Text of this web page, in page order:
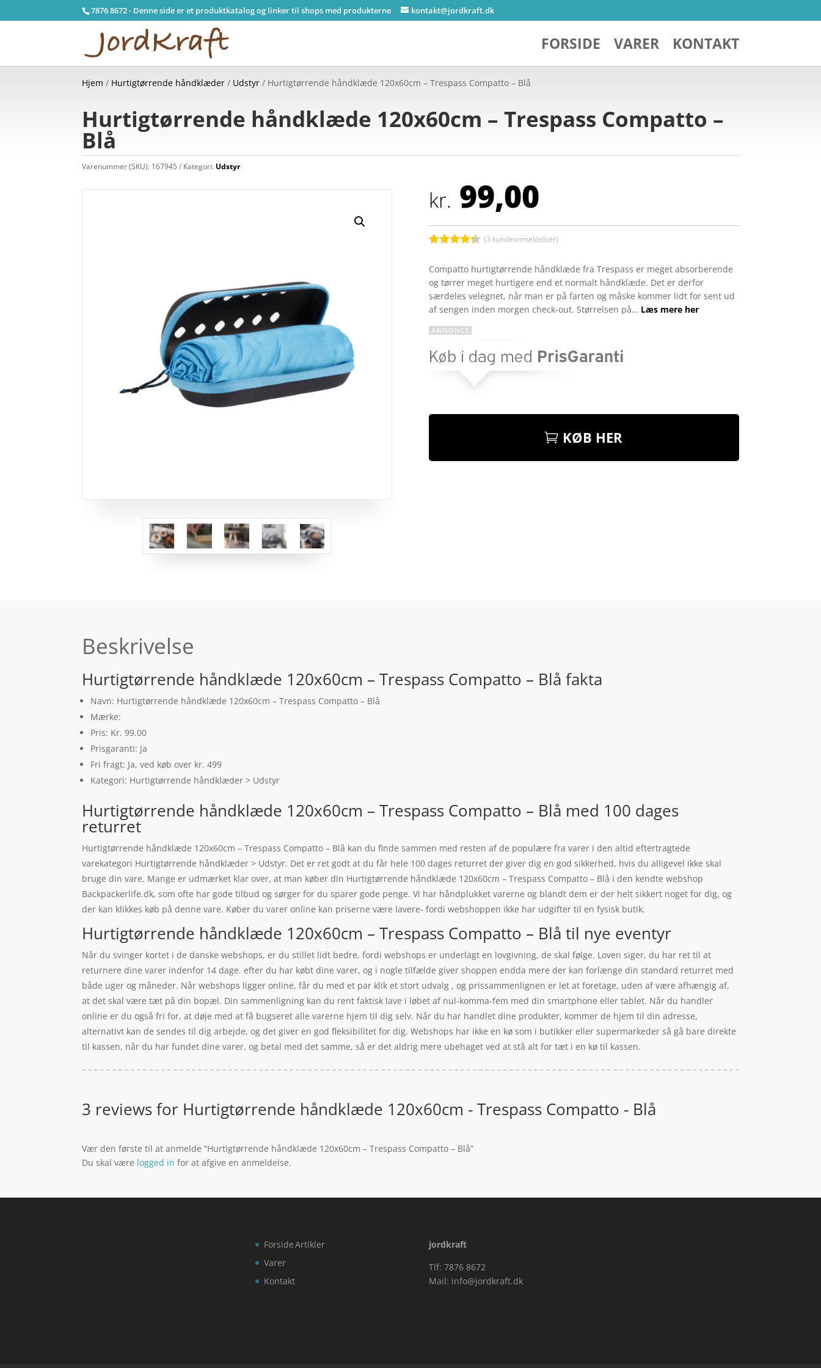
7876 8672 - Denne side er et produktkatalog og linker til shops med produkterne kontakt@jordkraft.dk
FORSIDE VARER KONTAKT
Hjem / Hurtigtørrende håndklæder / Udstyr / Hurtigtørrende håndklæde 120x60cm – Trespass Compatto – Blå
Hurtigtørrende håndklæde 120x60cm – Trespass Compatto –
Blå
Varenummer (SKU): 167945 Kategori: Udstyr
kr. 99,00
ud af 5
baseret
kundebedø
mmelser
(3 kundeanmeldelser)
Compatto hurtigtørrende håndklæde fra Trespass er meget absorberende
og tørrer meget hurtigere end et normalt håndklæde. Det er derfor
særdeles velegnet, når man er på farten og måske kommer lidt for sent ud
af sengen inden morgen check-out. Størrelsen på… Læs mere her
KØB HER
Beskrivelse
Hurtigtørrende håndklæde 120x60cm – Trespass Compatto – Blå fakta
Navn: Hurtigtørrende håndklæde 120x60cm – Trespass Compatto – Blå
Mærke:
Pris: Kr. 99.00
Prisgaranti: Ja
Fri fragt: Ja, ved køb over kr. 499
Kategori: Hurtigtørrende håndklæder > Udstyr
Hurtigtørrende håndklæde 120x60cm – Trespass Compatto – Blå med 100 dages
returret
Hurtigtørrende håndklæde 120x60cm – Trespass Compatto – Blå kan du finde sammen med resten af de populære fra varer i den altid eftertragtede
varekategori Hurtigtørrende håndklæder > Udstyr. Det er ret godt at du får hele 100 dages returret der giver dig en god sikkerhed, hvis du alligevel ikke skal
bruge din vare. Mange er udmærket klar over, at man køber din Hurtigtørrende håndklæde 120x60cm – Trespass Compatto – Blå i den kendte webshop
Backpackerlife.dk, som ofte har gode tilbud og sørger for du sparer gode penge. Vi har håndplukket varerne og blandt dem er der helt sikkert noget for dig, og
der kan klikkes køb på denne vare. Køber du varer online kan priserne være lavere- fordi webshoppen ikke har udgifter til en fysisk butik.
Hurtigtørrende håndklæde 120x60cm – Trespass Compatto – Blå til nye eventyr
Når du svinger kortet i de danske webshops, er du stillet lidt bedre, fordi webshops er underlagt en lovgivning, de skal følge. Loven siger, du har ret til at
returnere dine varer indenfor 14 dage. efter du har købt dine varer, og i nogle tilfælde giver shoppen endda mere der kan forlænge din standard returret med
både uger og måneder. Når webshops ligger online, får du med et par klik et stort udvalg , og prissammenlignen er let at foretage, uden af være afhængig af,
at det skal være tæt på din bopæl. Din sammenligning kan du rent faktisk lave i løbet af nul-komma-fem med din smartphone eller tablet. Når du handler
online er du også fri for, at døje med at få bugseret alle varerne hjem til dig selv. Når du har handlet dine produkter, kommer de hjem til din adresse,
alternativt kan de sendes til dig arbejde, og det giver en god fleksibilitet for dig. Webshops har ikke en kø som i butikker eller supermarkeder så gå bare direkte
til kassen, når du har fundet dine varer, og betal med det samme, så er det aldrig mere ubehaget ved at stå alt for tæt i en kø til kassen.
3 reviews for Hurtigtørrende håndklæde 120x60cm - Trespass Compatto - Blå
Vær den første til at anmelde “Hurtigtørrende håndklæde 120x60cm – Trespass Compatto – Blå”
Du skal være logged in for at afgive en anmeldelse.
Forside
Varer
Kontakt
Artikler
jordkraft
Tlf: 7876 8672
Mail: info@jordkraft.dk